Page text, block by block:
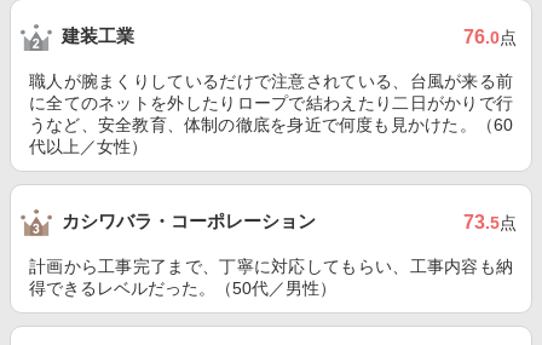
建装工業 76.0点
職人が腕まくりしているだけで注意されている、台風が来る前
に全てのネットを外したりロープで結わえたり二日がかりで行
うなど、安全教育、体制の徹底を身近で何度も見かけた。（60
代以上／女性）
カシワバラ・コーポレーション 73.5点
計画から工事完了まで、丁寧に対応してもらい、工事内容も納
得できるレベルだった。（50代／男性）